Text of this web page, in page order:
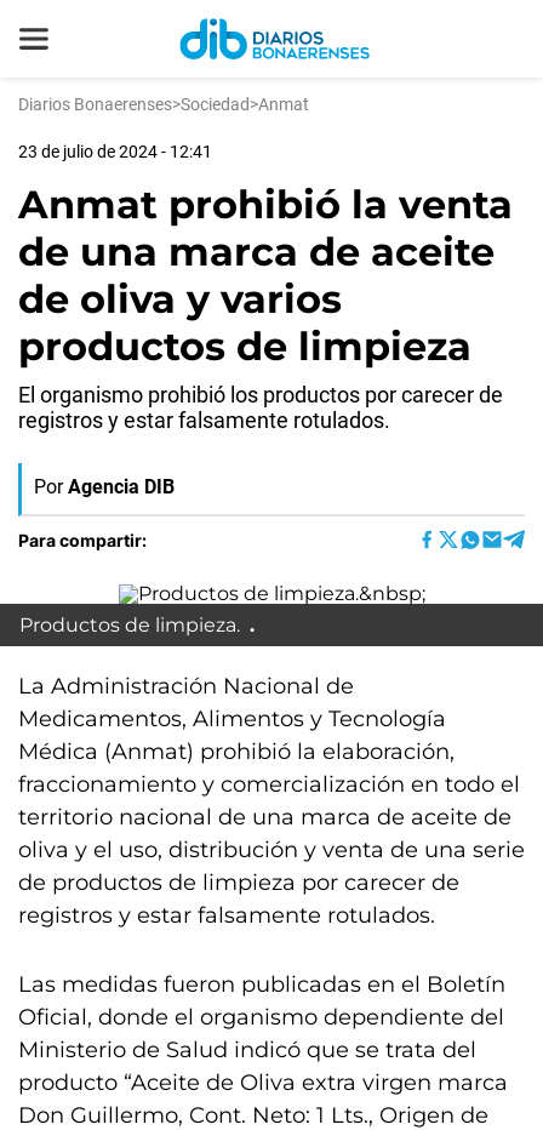
Diarios Bonaerenses>Sociedad>Anmat
23 de julio de 2024 - 12:41
Anmat prohibió la venta
de una marca de aceite
de oliva y varios
productos de limpieza
El organismo prohibió los productos por carecer de
registros y estar falsamente rotulados.
Por Agencia DIB
Para compartir:
Productos de limpieza.
La Administración Nacional de
Medicamentos, Alimentos y Tecnología
Médica (Anmat) prohibió la elaboración,
fraccionamiento y comercialización en todo el
territorio nacional de una marca de aceite de
oliva y el uso, distribución y venta de una serie
de productos de limpieza por carecer de
registros y estar falsamente rotulados.
Las medidas fueron publicadas en el Boletín
Oficial, donde el organismo dependiente del
Ministerio de Salud indicó que se trata del
producto “Aceite de Oliva extra virgen marca
Don Guillermo, Cont. Neto: 1 Lts., Origen de